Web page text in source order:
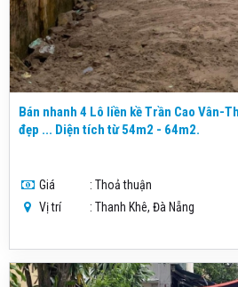
Bán nhanh 4 Lô liền kề Trần Cao Vân-
đẹp ... Diện tích từ 54m2 - 64m2.
Giá
: Thoả thuận
Vị trí
: Thanh Khê, Đà Nẵng